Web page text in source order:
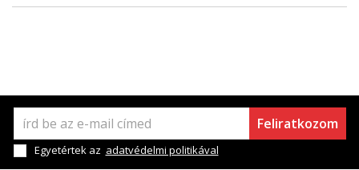
Feliratkozom
Egyetértek az adatvédelmi politikával